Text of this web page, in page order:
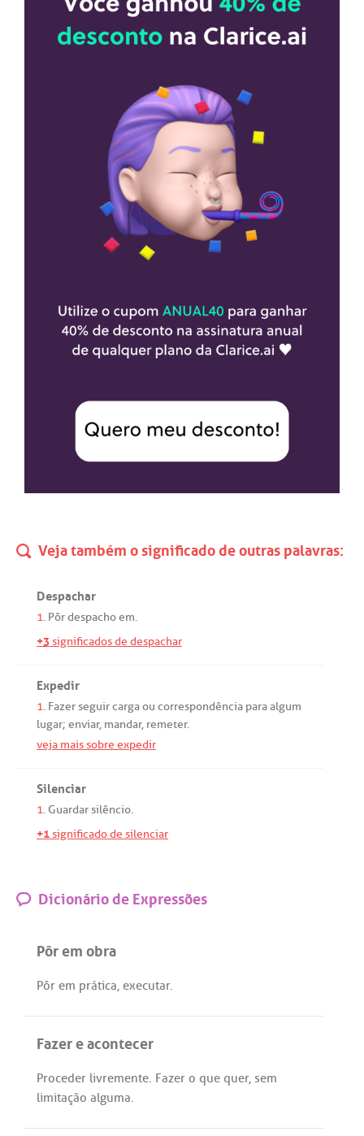
Veja também o significado de outras palavras:
Despachar
1. Pôrdespachoem.
+3significados de despachar
Expedir
1. Fazerseguircargaou correspondência paraalgum
lugar; enviar, mandar, remeter.
veja mais sobre expedir
Silenciar
1. Guardarsilêncio.
+1significado de silenciar
Dicionário de Expressões
Pôr em obra
Pôr em prática, executar.
Fazer e acontecer
Proceder livremente. Fazer o que quer, sem
limitação alguma.